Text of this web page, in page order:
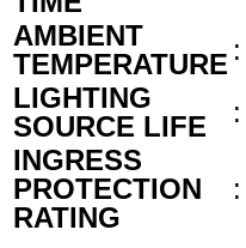
AMBIENT
TEMPERATURE :
LIGHTING
SOURCE LIFE
:
INGRESS
PROTECTION
RATING
: